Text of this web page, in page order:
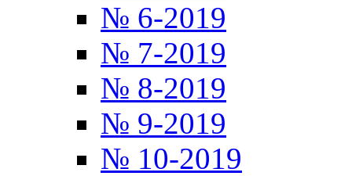
№ 6-2019
№ 7-2019
№ 8-2019
№ 9-2019
№ 10-2019